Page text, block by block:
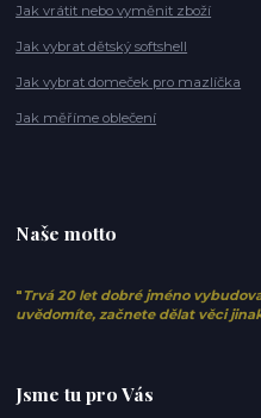
Jak vrátit nebo vyměnit zboží
Jak vybrat dětský softshell
Jak vybrat domeček pro mazlíčka
Jak měříme oblečení
Naše motto
" Trvá 20 let dobré jméno
uvědomíte, začnete dělat věci
Jsme tu pro Vás